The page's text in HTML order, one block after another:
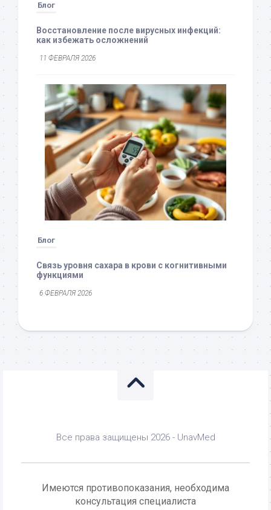
Блог
Восстановление после вирусных инфекций:
как избежать осложнений
11 ФЕВРАЛЯ 2026
Блог
Связь уровня сахара в крови с когнитивными
функциями
6 ФЕВРАЛЯ 2026
Все права защищены 2026 - UnavMed
Имеются противопоказания, необходима
консультация специалиста